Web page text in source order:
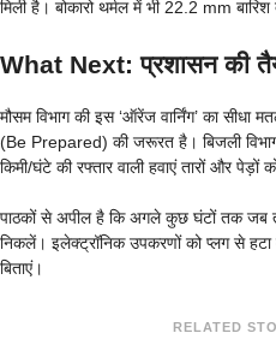
मिली है। बोकारो थर्मल में भी 22.2 mm
What Next: प्रशासन की
मौसम विभाग की इस ‘ऑरेंज वार्निंग’ का सीधा
(Be Prepared) की जरूरत है। बिजली
किमी/घंटे की रफ्तार वाली हवाएं तारों और
पाठकों से अपील है कि अगले कुछ घंटों तक जब
निकलें। इलेक्ट्रॉनिक उपकरणों को प्लग से
बिताएं।
RELATED